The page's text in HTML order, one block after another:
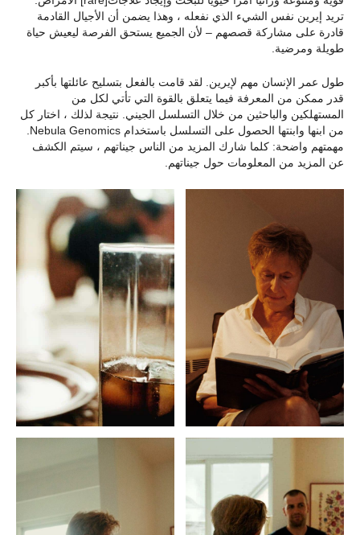
تريد إيرين نفس الشيء الذي نفعله ، وهذا يضمن أن الأجيال القادمة
قادرة على مشاركة قصصهم – لأن الجميع يستحق الفرصة ليعيش حياة
طويلة ومرضية.
طول عمر الإنسان مهم لإيرين. لقد قامت بالفعل بتسليح عائلتها بأكبر
قدر ممكن من المعرفة فيما يتعلق بالقوة التي تأتي لكل من
المستهلكين والباحثين من خلال التسلسل الجيني. نتيجة لذلك ، اختار كل
مهمتهم واضحة: كلما شارك المزيد من الناس جيناتهم ، سيتم الكشف
عن المزيد من المعلومات حول جيناتهم.